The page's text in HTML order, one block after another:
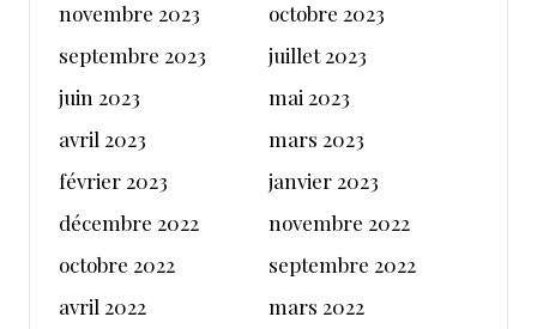
novembre 2023
octobre 2023
septembre 2023
juillet 2023
juin 2023
mai 2023
avril 2023
mars 2023
février 2023
janvier 2023
décembre 2022
novembre 2022
octobre 2022
septembre 2022
avril 2022
mars 2022